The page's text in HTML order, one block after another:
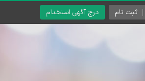
درج آگهی استخدام ثبت نام